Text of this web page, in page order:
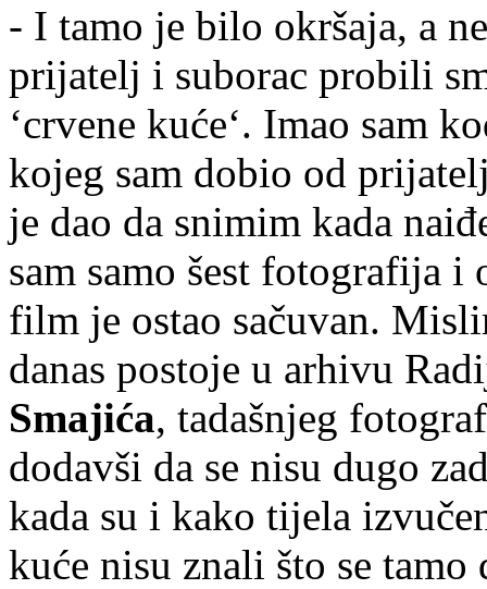
- I tamo je bilo okršaja, a
prijatelj i suborac probili
‘crvene kuće‘. Imao sam
kojeg sam dobio od
je dao da snimim kada
sam samo šest fotografija i
film je ostao sačuvan.
danas postoje u arhivu
Smajića, tadašnjeg
dodavši da se nisu dugo
kada su i kako tijela
kuće nisu znali što se